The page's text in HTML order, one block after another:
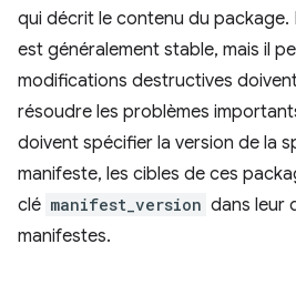
qui décrit le contenu du
est généralement stable, mais il
modifications destructives
résoudre les problèmes
doivent spécifier la version de la
manifeste, les cibles de ces
clé manifest_version dans leur
manifestes.